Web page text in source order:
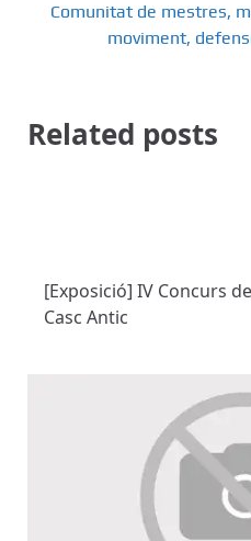
Comunitat de mestres,
moviment,
Related posts
[Exposició] IV Concurs
Casc Antic